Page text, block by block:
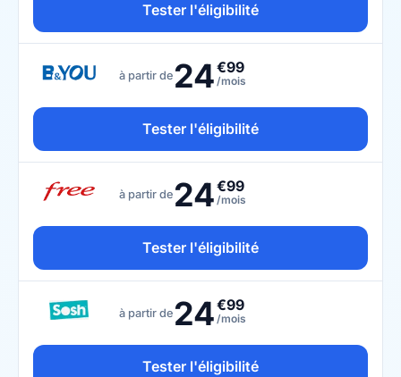
Tester l'éligibilité
à partir de 24€99
/mois
Tester l'éligibilité
à partir de 24€99
/mois
Tester l'éligibilité
à partir de 24€99
/mois
Tester l'éligibilité